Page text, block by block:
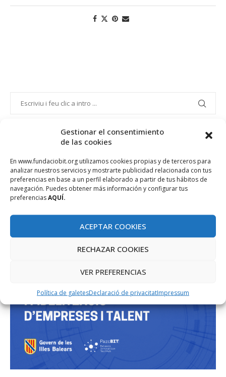
Gestionar el consentimiento
de las cookies
En www.fundaciobit.org utilizamos cookies propias y de terceros para
analizar nuestros servicios y mostrarte publicidad relacionada con tus
preferencias en base a un perfil elaborado a partir de tus hábitos de
navegación. Puedes obtener más información y configurar tus
preferenciasAQUÍ.
ACEPTAR COOKIES
RECHAZAR COOKIES
VER PREFERENCIAS
Política de galetesDeclaració de privacitatImpressum
PROJECTE COFINANÇAT PEL FONS SOCIAL EUROPEU